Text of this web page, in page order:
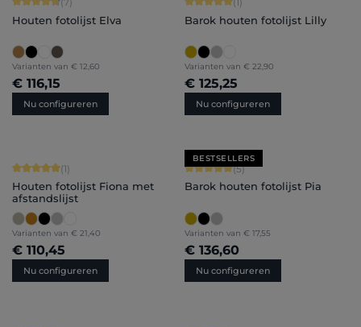
Houten fotolijst Elva
Varianten van € 12,60
€ 116,15
Nu configureren
Barok houten fotolijst Lilly
Varianten van € 22,90
€ 125,25
Nu configureren
Gemiddelde waardering van 5 van 5 sterren
(1)
Houten fotolijst Fiona met
afstandslijst
Varianten van € 21,40
€ 110,45
Nu configureren
BESTSELLERS
Gemiddelde waardering van 5 van 5
(5)
Barok houten fotolijst Pia
Varianten van € 17,55
€ 136,60
Nu configureren